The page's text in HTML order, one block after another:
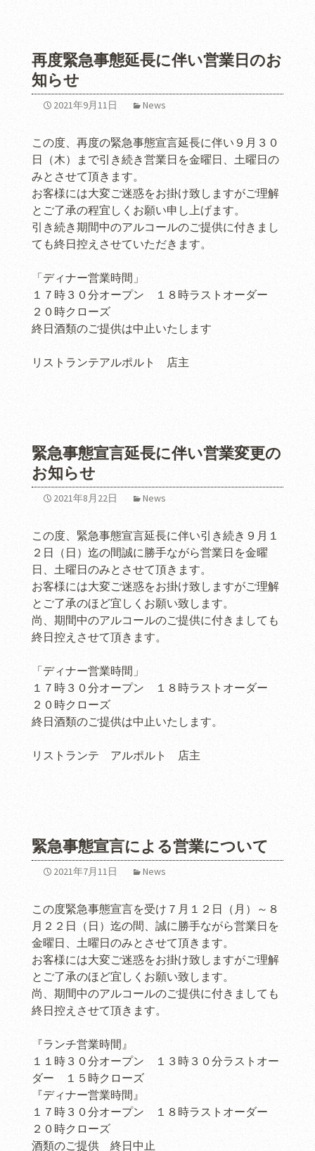
再度緊急事態延長に伴い営業日のお
知らせ
2021年9月11日 News
この度、再度の緊急事態宣言延長に伴い９月３０
日（木）まで引き続き営業日を金曜日、土曜日の
みとさせて頂きます。
お客様には大変ご迷惑をお掛け致しますがご理解
とご了承の程宜しくお願い申し上げます。
引き続き期間中のアルコールのご提供に付きまし
ても終日控えさせていただきます。
「ディナー営業時間」
１７時３０分オープン １８時ラストオーダー
２０時クローズ
終日酒類のご提供は中止いたします
リストランテアルポルト 店主
緊急事態宣言延長に伴い営業変更の
お知らせ
2021年8月22日 News
この度、緊急事態宣言延長に伴い引き続き９月１
２日（日）迄の間誠に勝手ながら営業日を金曜
日、土曜日のみとさせて頂きます。
お客様には大変ご迷惑をお掛け致しますがご理解
とご了承のほど宜しくお願い致します。
尚、期間中のアルコールのご提供に付きましても
終日控えさせて頂きます。
「ディナー営業時間」
１７時３０分オープン １８時ラストオーダー
２０時クローズ
終日酒類のご提供は中止いたします。
リストランテ アルポルト 店主
緊急事態宣言による営業について
2021年7月11日 News
この度緊急事態宣言を受け７月１２日（月）～８
月２２日（日）迄の間、誠に勝手ながら営業日を
金曜日、土曜日のみとさせて頂きます。
お客様には大変ご迷惑をお掛け致しますがご理解
とご了承のほど宜しくお願い致します。
尚、期間中のアルコールのご提供に付きましても
終日控えさせて頂きます。
『ランチ営業時間』
１１時３０分オープン １３時３０分ラストオー
ダー １５時クローズ
『ディナー営業時間』
１７時３０分オープン １８時ラストオーダー
２０時クローズ
酒類のご提供 終日中止